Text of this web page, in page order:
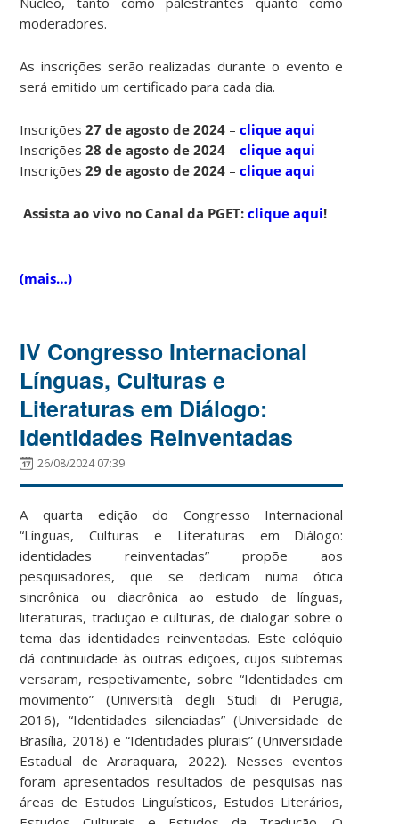
moderadores.
As inscrições serão realizadas durante o evento e
será emitido um certificado para cada dia.
Inscrições27 de agosto de 2024 –clique aqui
Inscrições28 de agosto de 2024 –clique aqui
Inscrições29 de agosto de 2024 –clique aqui
Assista ao vivo no Canal da PGET:clique aqui!
(mais…)
IV Congresso Internacional
Línguas, Culturas e
Literaturas em Diálogo:
Identidades Reinventadas
26/08/2024 07:39
A quarta edição do Congresso Internacional
“Línguas, Culturas e Literaturas em Diálogo:
identidades reinventadas” propõe aos
pesquisadores, que se dedicam numa ótica
sincrônica ou diacrônica ao estudo de línguas,
literaturas, tradução e culturas, de dialogar sobre o
tema das identidades reinventadas. Este colóquio
dá continuidade às outras edições, cujos subtemas
versaram, respetivamente, sobre “Identidades em
movimento” (Università degli Studi di Perugia,
2016), “Identidades silenciadas” (Universidade de
Brasília, 2018) e “Identidades plurais” (Universidade
Estadual de Araraquara, 2022). Nesses eventos
foram apresentados resultados de pesquisas nas
áreas de Estudos Linguísticos, Estudos Literários,